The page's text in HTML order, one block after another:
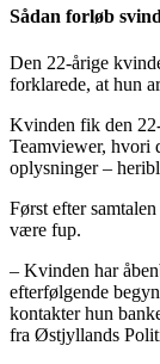
Sådan forløb
Den 22-årige
forklarede, at hun
Kvinden fik den
Teamviewer, hvori
oplysninger –
Først efter
være fup.
– Kvinden har
efterfølgende
kontakter hun
fra Østjyllands